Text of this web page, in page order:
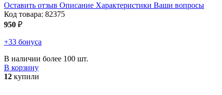
Оставить отзыв Описание Характеристики Ваши вопросы
Код товара: 82375
950 ₽
+33 бонуса
В наличии более 100 шт.
В корзину
12 купили